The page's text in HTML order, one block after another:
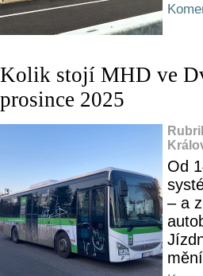
Kolik stojí MHD ve
prosince 2025
Od
– a